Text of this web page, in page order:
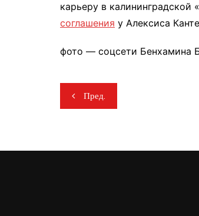
карьеру в калининградской
соглашения у Алексиса
фото — соцсети Бенхамина
Навигация
по
Пред.